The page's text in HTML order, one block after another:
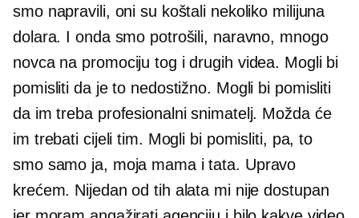
smo napravili, oni su koštali nekoliko milijuna
dolara. I onda smo potrošili, naravno, mnogo
novca na promociju tog i drugih videa. Mogli bi
pomisliti da je to nedostižno. Mogli bi pomisliti
da im treba profesionalni snimatelj. Možda će
im trebati cijeli tim. Mogli bi pomisliti, pa, to
smo samo ja, moja mama i tata. Upravo
krećem. Nijedan od tih alata mi nije dostupan